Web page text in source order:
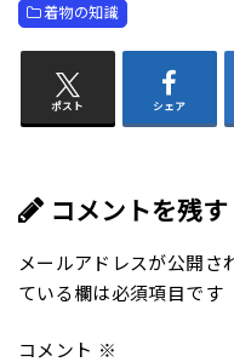
着物の知識
ポスト シェア
コメントを残す
メールアドレスが公開さ
ている欄は必須項目です
コメント ※